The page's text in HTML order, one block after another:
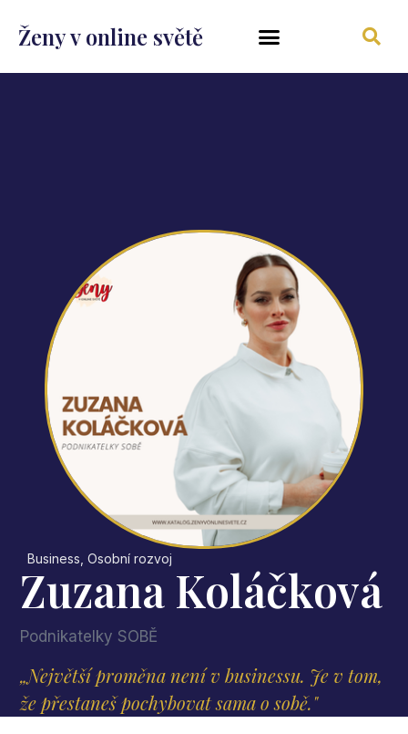
Ženy v online světě
Business,Osobní rozvoj
Zuzana Koláčková
Podnikatelky SOBĚ
„Největší proměna není v businessu. Je v tom,
že přestaneš pochybovat sama o sobě."